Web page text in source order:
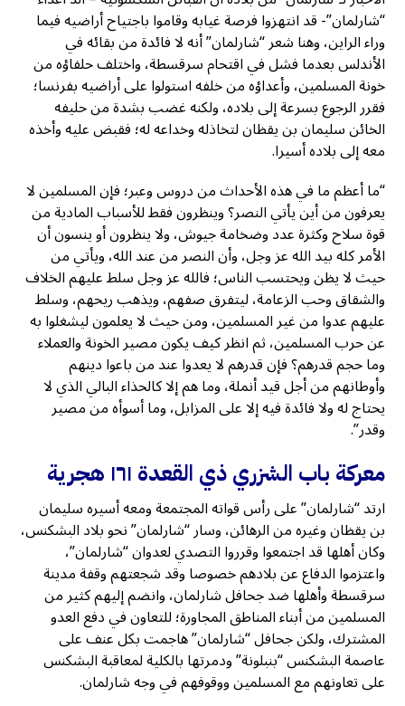
“شارلمان”- قد انتهزوا فرصة غيابه وقاموا باجتياح أراضيه فيما
وراء الراين، وهنا شعر “شارلمان” أنه لا فائدة من بقائه في
الأندلس بعدما فشل في اقتحام سرقسطة، واختلف حلفاؤه من
خونة المسلمين، وأعداؤه من خلفه استولوا على أراضيه بفرنسا؛
فقرر الرجوع بسرعة إلى بلاده، ولكنه غضب بشدة من حليفه
الخائن سليمان بن يقظان لتخاذله وخداعه له؛ فقبض عليه وأخذه
معه إلى بلاده أسيرا.
“ما أعظم ما في هذه الأحداث من دروس وعبر؛ فإن المسلمين لا
يعرفون من أين يأتي النصر؟ وينظرون فقط للأسباب المادية من
قوة سلاح وكثرة عدد وضخامة جيوش، ولا ينظرون أو ينسون أن
الأمر كله بيد الله عز وجل، وأن النصر من عند الله، ويأتي من
حيث لا يظن ويحتسب الناس؛ فالله عز وجل سلط عليهم الخلاف
والشقاق وحب الزعامة، ليتفرق صفهم، ويذهب ريحهم، وسلط
عليهم عدوا من غير المسلمين، ومن حيث لا يعلمون ليشغلوا به
عن حرب المسلمين، ثم انظر كيف يكون مصير الخونة والعملاء
وما حجم قدرهم؟ فإن قدرهم لا يعدوا عند من باعوا دينهم
وأوطانهم من أجل قيد أنملة، وما هم إلا كالحذاء البالي الذي لا
يحتاج له ولا فائدة فيه إلا على المزابل، وما أسوأه من مصير
وقدر”.
معركة باب الشزري ذي القعدة ١٦١ هجرية
ارتد “شارلمان” على رأس قواته المجتمعة ومعه أسيره سليمان
بن يقظان وغيره من الرهائن، وسار “شارلمان” نحو بلاد البشكنس،
وكان أهلها قد اجتمعوا وقرروا التصدي لعدوان “شارلمان”،
واعتزموا الدفاع عن بلادهم خصوصا وقد شجعتهم وقفة مدينة
سرقسطة وأهلها ضد جحافل شارلمان، وانضم إليهم كثير من
المسلمين من أبناء المناطق المجاورة؛ للتعاون في دفع العدو
المشترك، ولكن جحافل “شارلمان” هاجمت بكل عنف على
عاصمة البشكنس “بنبلونة” ودمرتها بالكلية لمعاقبة البشكنس
على تعاونهم مع المسلمين ووقوفهم في وجه شارلمان.